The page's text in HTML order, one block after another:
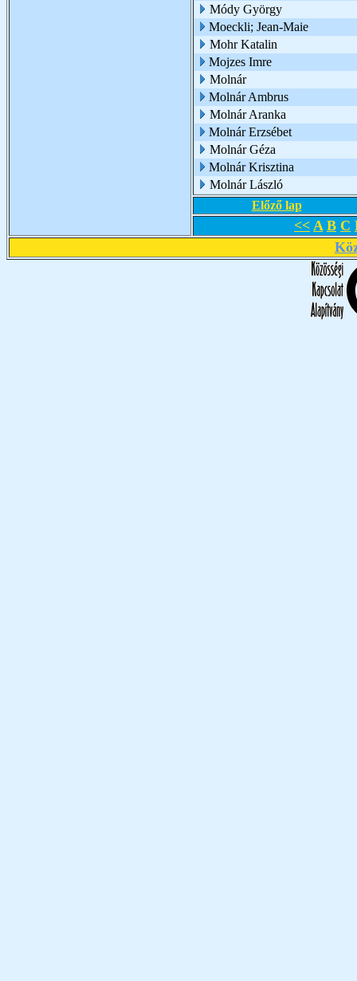
Módy György
Moeckli; Jean-Maie
Mohr Katalin
Mojzes Imre
Molnár
Molnár Ambrus
Molnár Aranka
Molnár Erzsébet
Molnár Géza
Molnár Krisztina
Molnár László
Előző lap
<< A B C